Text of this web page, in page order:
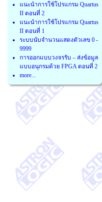
แนะนำการใช้โปรแกรม Quartus
II ตอนที่ 2
แนะนำการใช้โปรแกรม Quartus
II ตอนที่ 1
ระบบนับจำนวนแสดงตัวเลข 0 -
9999
การออกแบบวงจรรับ – ส่งข้อมูล
แบบอนุกรมด้วย FPGA ตอนที่ 2
more...